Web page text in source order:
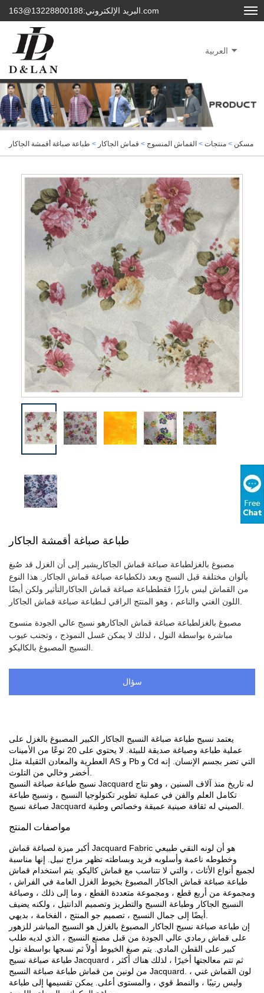
البريد الإلكتروني:13228800188@163.com
العربية
مسكن > منتجات > القماش المنسوج > قماش الجاكار > طباعة صباغة أقمشة الجاكار
طباعة صباغة أقمشة الجاكار
مصبوغ بالغزلطباعة صباغة قماش الجاكار يشير إلى أن الغزل قد صُبغ
بألوان مختلفة قبل النسج وبعد ذلكطباعة صباغة قماش الجاكار
. هذا النوع
من القماش ليس بارزًا فقططباعة صباغة قماش الجاكار التأثير ولكن أيضًا
اللون الغني والناعم ، وهو المنتج الراقي لـطباعة صباغة قماش الجاكار
مصبوغ بالغزلطباعة صباغة قماش الجاكار هو نسيج عالي الجودة منسوج
مباشرة بواسطة النول ، لذلك لا يمكن غسل النموذج ، وتجنب عيوب
سؤال
يعتمد نسيج طباعة صباغة النسيج الجاكار الكبير المصبوغ بالغزل على
عملية طباعة وصباغة صديقة للبيئة. لا يحتوي على 20 نوعًا من الأمينات
العطرية والمعادن الثقيلة مثل AS و Pb و Cd التي تضر بجسم الإنسان. إنه
نسيج طباعة صباغة النسيج Jacquard له تاريخ منذ آلاف السنين ، وهو نتاج
تكامل العلم والفن في عملية تطوير تكنولوجيا النسيج ، ونسيج طباعة
مواصفات المنتج
أكبر ميزة لصباغة قماش Jacquard Fabric هو أن لونه النقي طبيعي
وخطوطه ناعمة وأسلوبه فريد وبساطته تظهر مزاج نبيل. إنها مناسبة
لجميع أنواع الأثاث ، والتي لا تتناسب مع قماش كاليكو. يتم استخدام قماش
طباعة صباغة قماش الجاكار المصبوغ بخيوط الغزل العامة في الفراش ،
ومجموعة من أربع قطع ، ومجموعة متعددة القطع ، وما إلى ذلك ، وصباغة
النسيج الجاكار وطباعة النسيج والتطريز وتصميم الدانتيل ، ولكنه يضيف
إن طباعة صباغة نسيج الجاكار المصبوغ بالغزل هو النسيج المباشر للزهور
على قماش رمادي عالي الجودة من قبل مصنع النسيج ، الذي لديه طلب
كبير على القطن المادي. يتم صبغ الخيوط أولاً ثم نسجها بواسطة نول
طباعة صباغة نسيج Jacquard ، ثم تتم معالجتها أخيرًا ، لذلك هناك أكثر
من لونين من قماش طباعة صباغة النسيج Jacquard. لون القماش غني ،
وليس رتيبًا ، والنمط قوي ، والمستوى أعلى. يمكن تقسيمها إلى طباعة